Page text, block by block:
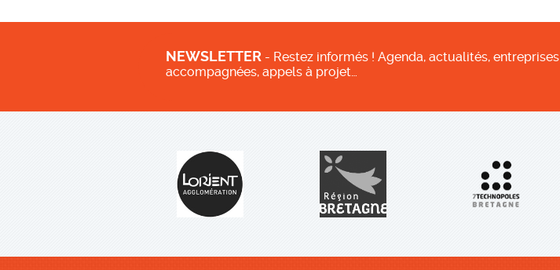
NEWSLETTER - Restez informés ! Agenda, actualités, entreprises
accompagnées, appels à projet…